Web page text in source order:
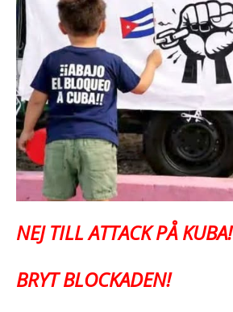
NEJ TILL ATTACK PÅ KUBA!
BRYT BLOCKADEN!